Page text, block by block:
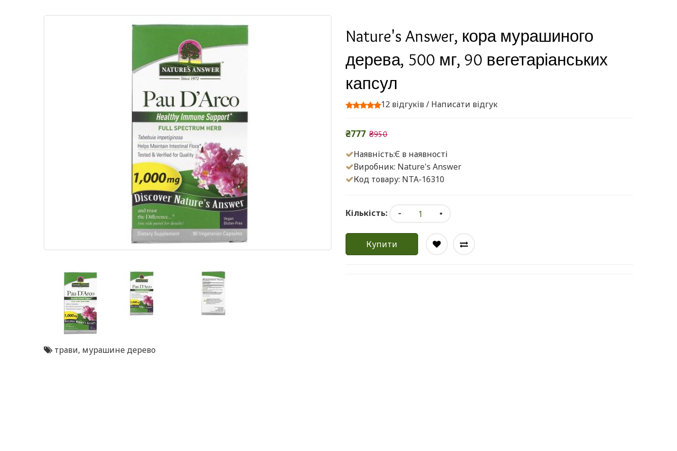
Nature's Answer, кора мурашиного
дерева, 500 мг, 90 вегетаріанських
капсул
12 відгуків/ Написати відгук
₴777 ₴950
Наявність:Є в наявності
Виробник: Nature's Answer
Код товару: NTA-16310
Кількість:
Купити
трави, мурашине дерево